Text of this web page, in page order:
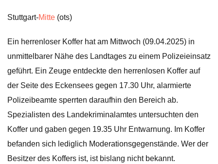
Stuttgart-Mitte (ots)
Ein herrenloser Koffer hat am Mittwoch (09.04.2025) in
unmittelbarer Nähe des Landtages zu einem Polizeieinsatz
geführt. Ein Zeuge entdeckte den herrenlosen Koffer auf
der Seite des Eckensees gegen 17.30 Uhr, alarmierte
Polizeibeamte sperrten daraufhin den Bereich ab.
Spezialisten des Landekriminalamtes untersuchten den
Koffer und gaben gegen 19.35 Uhr Entwarnung. Im Koffer
befanden sich lediglich Moderationsgegenstände. Wer der
Besitzer des Koffers ist, ist bislang nicht bekannt.